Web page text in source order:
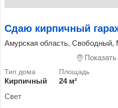
Сдаю кирпичный
Амурская область, Свободный,
Показать
Кирпичный
24 м²
Свет